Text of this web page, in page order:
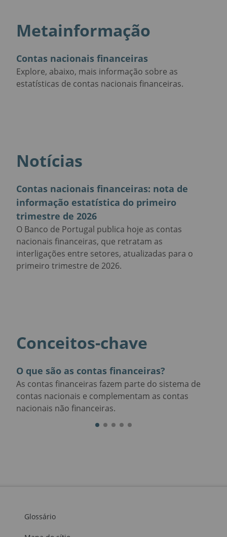
Metainformação
Contas nacionais financeiras
Explore, abaixo, mais informação sobre as
estatísticas de contas nacionais financeiras.
Notícias
Contas nacionais financeiras: nota de
informação estatística do primeiro
trimestre de 2026
O Banco de Portugal publica hoje as contas
nacionais financeiras, que retratam as
interligações entre setores, atualizadas para o
primeiro trimestre de 2026.
Conceitos-chave
O que são as contas financeiras?
As contas financeiras fazem parte do sistema de
contas nacionais e complementam as contas
nacionais não financeiras.
Glossário